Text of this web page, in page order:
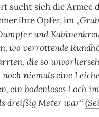
sucht sich die Armee
ihre Opfer, im
und
wo verrottende
die so
niemals eine
ein bodenloses Loch
dreißig Meter war“